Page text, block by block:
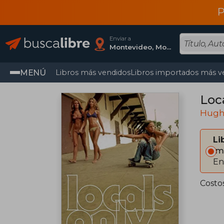
Enviar a
Montevideo, Montevideo
MENÚ Libros más vendidosLibros importados más